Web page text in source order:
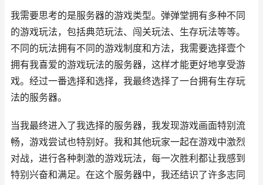
我需要思考的是服务器的游戏类型。弹弹堂拥有多种不同
的游戏玩法，包括典范玩法、闯关玩法、生存玩法等等。
不同的玩法拥有不同的游戏制度和方法，我需要选择壹个
拥有我喜爱的游戏玩法的服务器，这样才能更好地享受游
戏。经过一番选择和选择，我最终选择了一台拥有生存玩
法的服务器。
当我最终进入了我选择的服务器，我发现游戏画面特别流
畅，游戏尝试也特别好。我和其他玩家一起在游戏中激烈
对战，进行各种刺激的游戏玩法，每一次胜利都让我感到
特别兴奋和满足。在这个服务器中，我还结识了许多志同